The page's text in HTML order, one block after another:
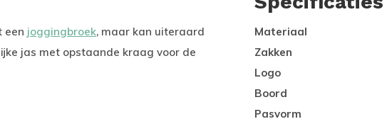
een joggingbroek, maar kan uiteraard
jas met opstaande kraag voor de
Materiaal
Zakken
Logo
Boord
Pasvorm